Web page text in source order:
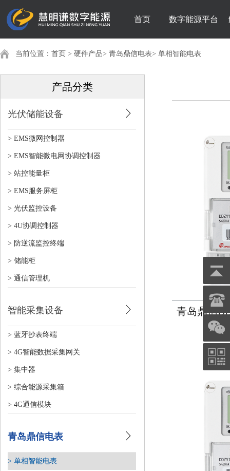
首页 数字能源平台
当前位置： 首页 > 硬件产品> 青岛鼎信电表> 单相智能电表
产品分类
光伏储能设备
> EMS微网控制器
> EMS智能微电网协调控制器
> 站控能量柜
> EMS服务屏柜
> 光伏监控设备
> 4U协调控制器
> 防逆流监控终端
> 储能柜
> 通信管理机
智能采集设备
> 蓝牙抄表终端
> 4G智能数据采集网关
> 集中器
> 综合能源采集箱
> 4G通信模块
青岛鼎信电表
> 单相智能电表
青岛鼎信